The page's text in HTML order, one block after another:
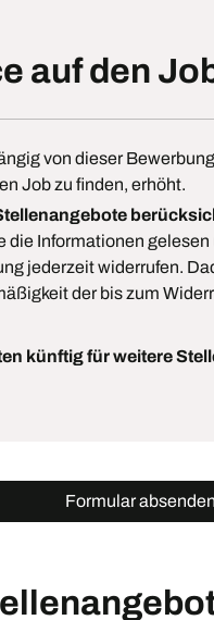
auf den
von dieser
Job zu finden, erhöht.
die Informationen
jederzeit widerrufen.
der bis zum
künftig für weitere
Formular absenden